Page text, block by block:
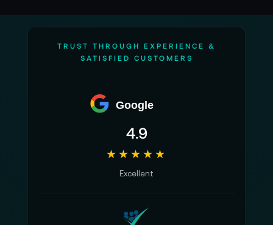
TRUST THROUGH EXPERIENCE &
SATISFIED CUSTOMERS
Google
4.9
★★★★★
Excellent